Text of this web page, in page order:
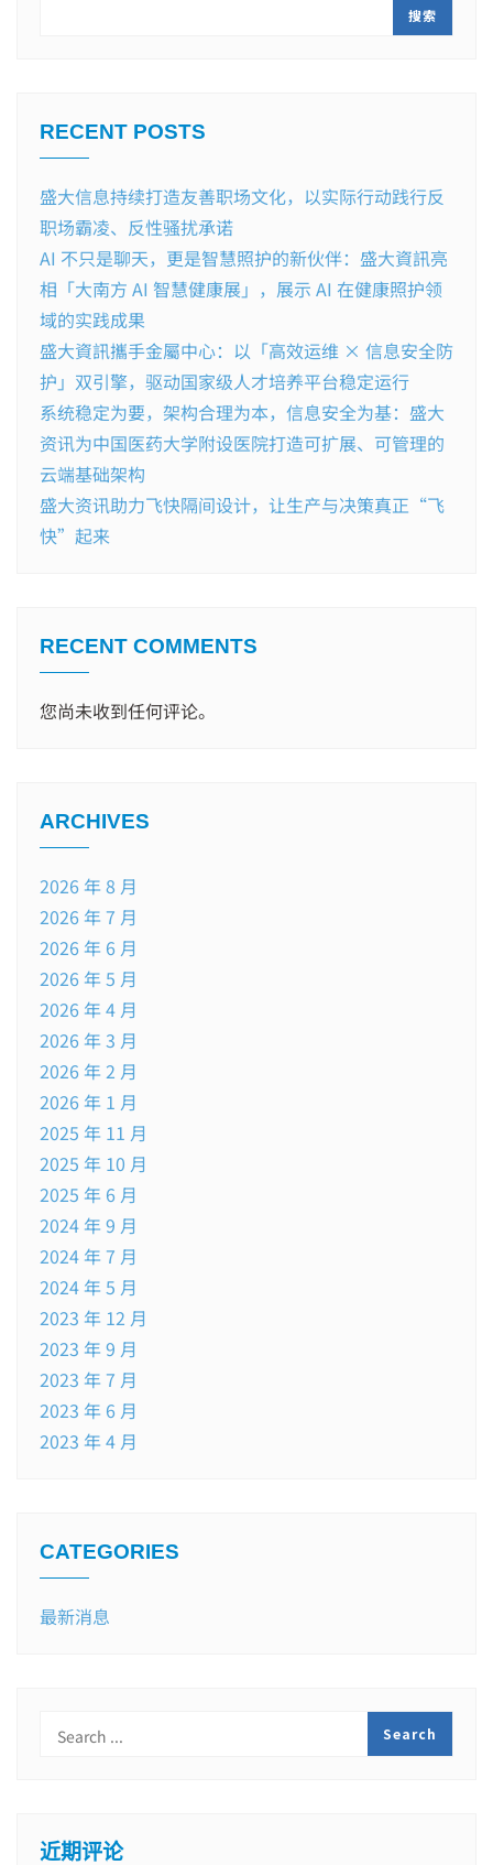
搜索
RECENT POSTS
盛大信息持续打造友善职场文化，以实际行动践行反
职场霸凌、反性骚扰承诺
AI 不只是聊天，更是智慧照护的新伙伴：盛大資訊亮
相「大南方 AI 智慧健康展」，展示 AI 在健康照护领
域的实践成果
盛大資訊攜手金屬中心：以「高效运维 × 信息安全防
护」双引擎，驱动国家级人才培养平台稳定运行
系统稳定为要，架构合理为本，信息安全为基：盛大
资讯为中国医药大学附设医院打造可扩展、可管理的
云端基础架构
盛大资讯助力飞快隔间设计，让生产与决策真正“飞
快”起来
RECENT COMMENTS
您尚未收到任何评论。
ARCHIVES
2026 年 8 月
2026 年 7 月
2026 年 6 月
2026 年 5 月
2026 年 4 月
2026 年 3 月
2026 年 2 月
2026 年 1 月
2025 年 11 月
2025 年 10 月
2025 年 6 月
2024 年 9 月
2024 年 7 月
2024 年 5 月
2023 年 12 月
2023 年 9 月
2023 年 7 月
2023 年 6 月
2023 年 4 月
CATEGORIES
最新消息
近期评论